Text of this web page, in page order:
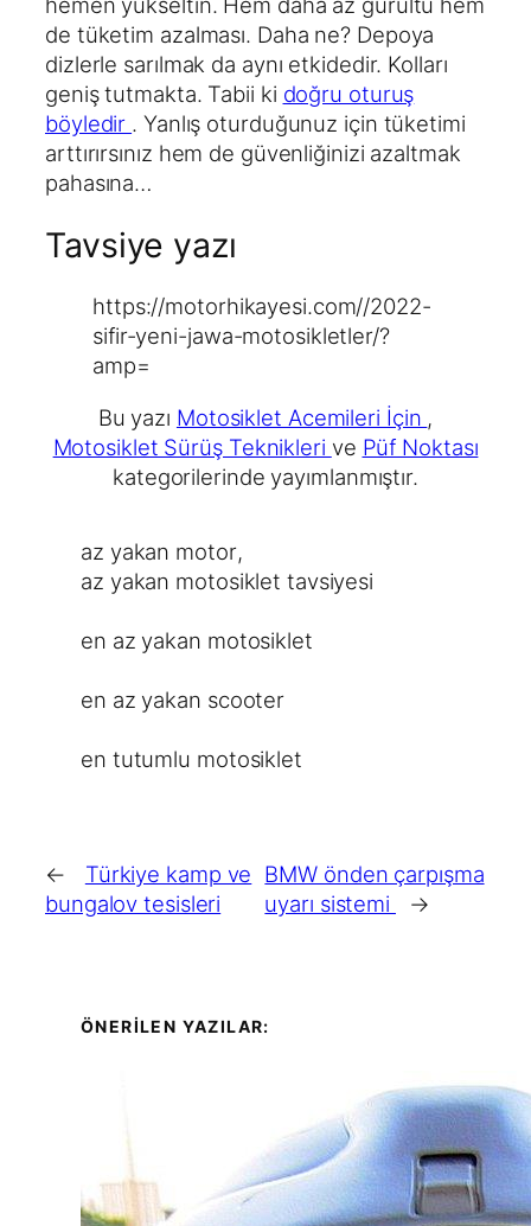
de tüketim azalması. Daha ne? Depoya
dizlerle sarılmak da aynı etkidedir. Kolları
geniş tutmakta. Tabii ki doğru oturuş
böyledir . Yanlış oturduğunuz için tüketimi
arttırırsınız hem de güvenliğinizi azaltmak
pahasına…
Tavsiye yazı
https://motorhikayesi.com//2022-
sifir-yeni-jawa-motosikletler/?
amp=
Bu yazı Motosiklet Acemileri İçin ,
Motosiklet Sürüş Teknikleri ve Püf Noktası
kategorilerinde yayımlanmıştır.
az yakan motor,
az yakan motosiklet tavsiyesi
en az yakan motosiklet
en az yakan scooter
en tutumlu motosiklet
←
Türkiye kamp ve
bungalov tesisleri
BMW önden çarpışma
uyarı sistemi
→
ÖNERİLEN YAZILAR: